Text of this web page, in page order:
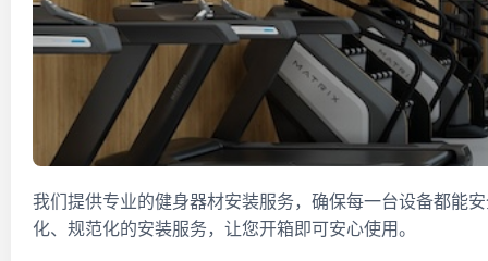
我们提供专业的健身器材安装服务，确保每一台设备都能
化、规范化的安装服务，让您开箱即可安心使用。